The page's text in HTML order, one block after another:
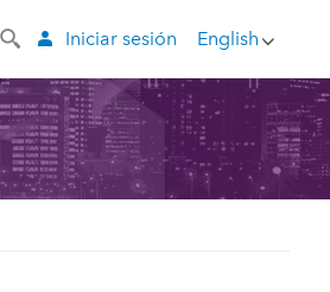
English
Iniciar sesión